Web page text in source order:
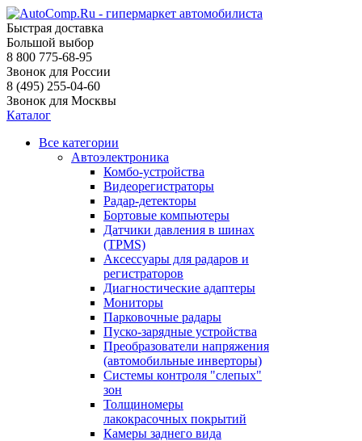
Быстрая доставка
Большой выбор
8 800 775-68-95
Звонок для России
8 (495) 255-04-60
Звонок для Москвы
Каталог
Все категории
Автоэлектроника
Комбо-устройства
Видеорегистраторы
Радар-детекторы
Бортовые компьютеры
Датчики давления в шинах
(TPMS)
Аксессуары для радаров и
регистраторов
Диагностические адаптеры
Мониторы
Парковочные радары
Пуско-зарядные устройства
Преобразователи напряжения
(автомобильные инверторы)
Системы контроля "слепых"
зон
Толщиномеры
лакокрасочных покрытий
Камеры заднего вида